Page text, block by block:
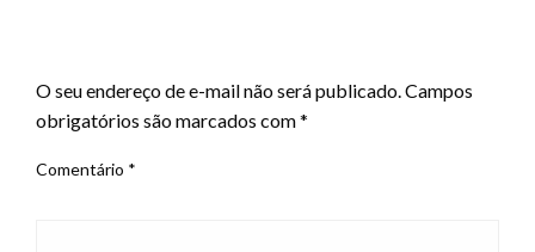
O seu endereço de e-mail não será publicado.Campos
obrigatórios são marcados com*
Comentário *